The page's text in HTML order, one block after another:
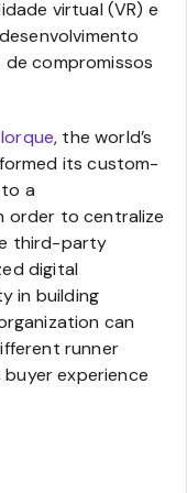
virtual (VR) e
compromissos
, the world’s
its custom-
a
order to centralize
third-party
digital
in building
can
runner
experience